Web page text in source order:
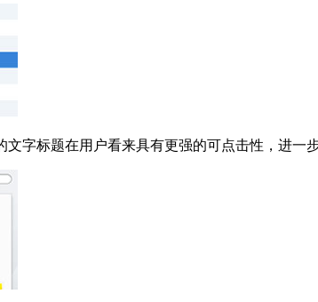
字标题在用户看来具有更强的可点击性，进一